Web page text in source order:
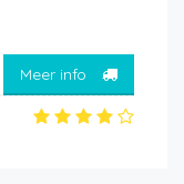
Meer info